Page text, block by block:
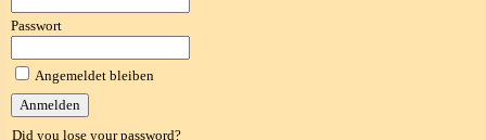
Passwort
Angemeldet bleiben
Did you lose your password?